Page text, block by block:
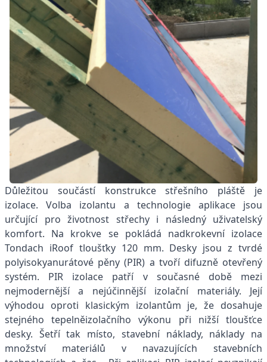
Důležitou součástí konstrukce střešního pláště je
izolace. Volba izolantu a technologie aplikace jsou
určující pro životnost střechy i následný uživatelský
komfort. Na krokve se pokládá nadkrokevní izolace
Tondach iRoof tloušťky 120 mm. Desky jsou z tvrdé
polyisokyanurátové pěny (PIR) a tvoří difuzně otevřený
systém. PIR izolace patří v současné době mezi
nejmodernější a nejúčinnější izolační materiály. Její
výhodou oproti klasickým izolantům je, že dosahuje
stejného tepelněizolačního výkonu při nižší tloušťce
desky. Šetří tak místo, stavební náklady, náklady na
množství materiálů v navazujících stavebních